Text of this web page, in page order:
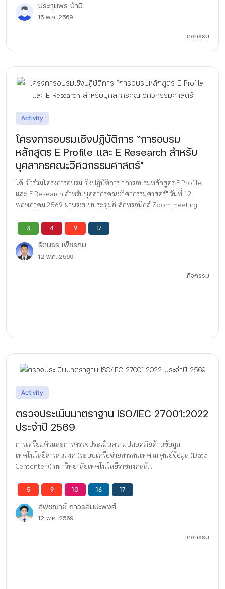
ประทุมพร ป๋ามี
15 พ.ค. 2569
กิจกรรม
Activity
โครงการอบรมเชิงปฏิบัติการ “การอบรม
หลักสูตร E Profile และ E Research สำหรับ
บุคลากรคณะวิศวกรรมศาสตร์"
ได้เข้าร่วมโครงการอบรมเชิงปฏิบัติการ “การอบรมหลักสูตร E Profile
และ E Research สำหรับบุคลากรคณะวิศวกรรมศาสตร์" วันที่ 12
พฤษภาคม 2569 ผ่านระบบประชุมอิเล็กทรอนิกส์ Zoom meeting
3 4 9 17
รัตนธร เพ็ชรถม
12 พ.ค. 2569
กิจกรรม
Activity
ตรวจประเมินมาตราฐาน ISO/IEC 27001:2022
ประจำปี 2569
การเตรียมตัวและการตรวจประเมินความปลอดภัยด้านข้อมูล
เทคโนโลยีสารสนเทศ (ระบบเครือข่ายสารสนเทศ ณ ศูนย์ข้อมูล (Data
Cententer)) มหาวิทยาลัยเทคโนโลยีราชมงคลล้...
5 9 10 16 17
สุพิชฌาย์ ถาวรลิมปะพงศ์
12 พ.ค. 2569
กิจกรรม